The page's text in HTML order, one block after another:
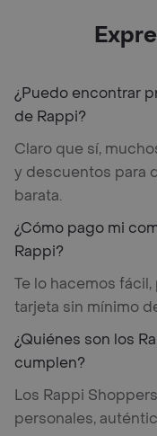
¿Puedo encontrar
de Rappi?
Claro que sí,
y descuentos para
barata.
¿Cómo pago mi
Rappi?
Te lo hacemos
tarjeta sin mínimo
¿Quiénes son los
cumplen?
Los Rappi
personales,